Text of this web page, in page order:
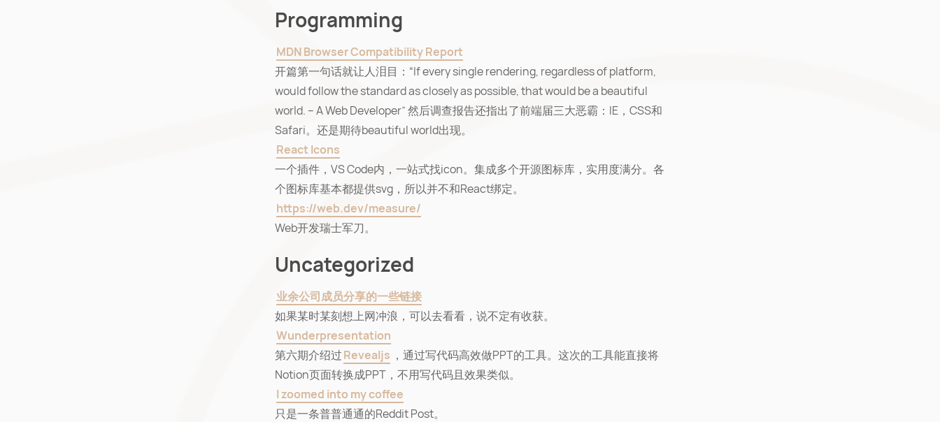
Programming
MDN Browser Compatibility Report
开篇第一句话就让人泪目：“If every single rendering, regardless of platform,
would follow the standard as closely as possible, that would be a beautiful
world. – A Web Developer” 然后调查报告还指出了前端届三大恶霸：IE，CSS和
Safari。还是期待beautiful world出现。
React Icons
一个插件，VS Code内，一站式找icon。集成多个开源图标库，实用度满分。各
个图标库基本都提供svg，所以并不和React绑定。
https://web.dev/measure/
Web开发瑞士军刀。
Uncategorized
业余公司成员分享的一些链接
如果某时某刻想上网冲浪，可以去看看，说不定有收获。
Wunderpresentation
第六期介绍过Revealjs ，通过写代码高效做PPT的工具。这次的工具能直接将
Notion页面转换成PPT，不用写代码且效果类似。
I zoomed into my coffee
只是一条普普通通的Reddit Post。